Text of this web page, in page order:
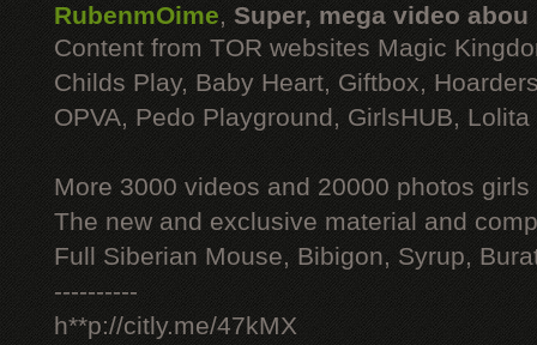
RubenmOime, Super, mega video abou
Content from TOR websites Magic
Childs Play, Baby Heart, Giftbox,
OPVA, Pedo Playground, GirlsHUB, Lolita
More 3000 videos and 20000 photos
The new and exclusive material and
Full Siberian Mouse, Bibigon, Syrup,
----------
h**p://citly.me/47kMX